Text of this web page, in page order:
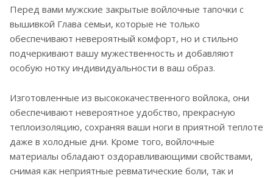
Перед вами мужские закрытые войлочные тапочки с
вышивкой Глава семьи, которые не только
обеспечивают невероятный комфорт, но и стильно
подчеркивают вашу мужественность и добавляют
особую нотку индивидуальности в ваш образ.
Изготовленные из высококачественного войлока, они
обеспечивают невероятное удобство, прекрасную
теплоизоляцию, сохраняя ваши ноги в приятной теплоте
даже в холодные дни. Кроме того, войлочные
материалы обладают оздоравливающими свойствами,
снимая как неприятные ревматические боли, так и